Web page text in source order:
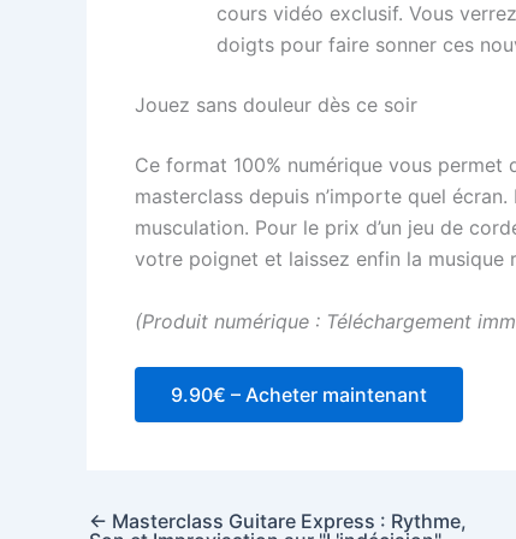
cours vidéo exclusif. Vous
doigts pour faire sonner ces
Jouez sans douleur dès ce soir
Ce format 100% numérique vous
masterclass depuis n’importe quel
musculation. Pour le prix d’un jeu de
votre poignet et laissez enfin la musique
(Produit numérique : Téléchargement
9.90€ – Acheter maintenant
← Masterclass Guitare Express : Rythme,